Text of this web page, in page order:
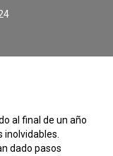
al final de un año
inolvidables.
dado pasos